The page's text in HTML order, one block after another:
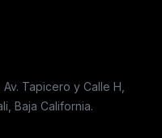
Tapicero y Calle H,
Baja California.